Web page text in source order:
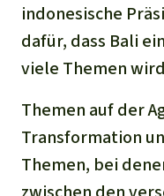
indonesische
dafür, dass Bali
viele Themen
Themen auf der
Transformation
Themen, bei